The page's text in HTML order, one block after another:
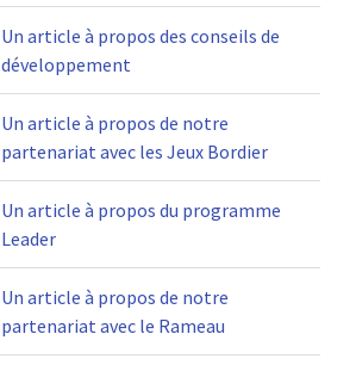
Un article à propos des conseils de
développement
Un article à propos de notre
partenariat avec les Jeux Bordier
Un article à propos du programme
Leader
Un article à propos de notre
partenariat avec le Rameau